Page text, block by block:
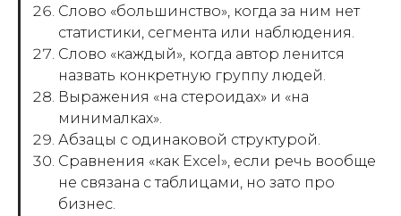
Слово «большинство», когда за ним нет
статистики, сегмента или наблюдения.
Слово «каждый», когда автор ленится
назвать конкретную группу людей.
Выражения «на стероидах» и «на
минималках».
Абзацы с одинаковой структурой.
Сравнения «как Excel», если речь вообще
не связана с таблицами, но зато про
бизнес.